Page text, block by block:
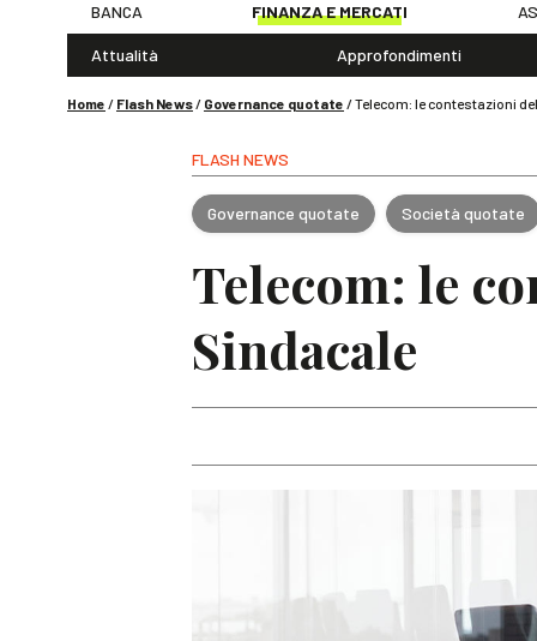
BANCA FINANZA E MERCATI
Attualità Approfondimenti
Home / Flash News/ Governance quotate /Telecom: le contestazioni
FLASH NEWS
Governance quotate Società quotate
Telecom: le
Sindacale